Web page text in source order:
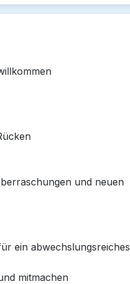
und neuen
ein abwechslungsreiches
mitmachen